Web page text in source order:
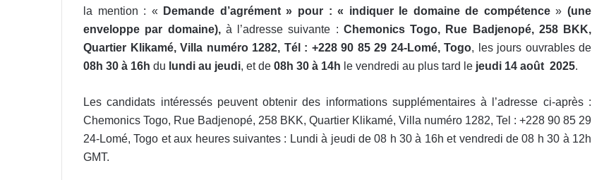
la mention : «
Demande d’agrément » pour : « indiquer le domaine de compétence» (une
enveloppe par domaine), à l’adresse suivante : Chemonics Togo, Rue Badjenopé, 258 BKK,
Quartier Klikamé, Villa numéro 1282, Tél : +228 90 85 29 24-Lomé, Togo, les jours ouvrables de
08h 30 à 16h du lundi au jeudi, et de 08h 30 à 14h le vendredi au plus tard le jeudi 14 août 2025.
Les candidats intéressés peuvent obtenir des informations supplémentaires à l’adresse ci-après :
Chemonics Togo, Rue Badjenopé, 258 BKK, Quartier Klikamé, Villa numéro 1282, Tel : +228 90 85 29
24-Lomé, Togo et aux heures suivantes : Lundi à jeudi de 08 h 30 à 16h et vendredi de 08 h 30 à 12h
GMT.